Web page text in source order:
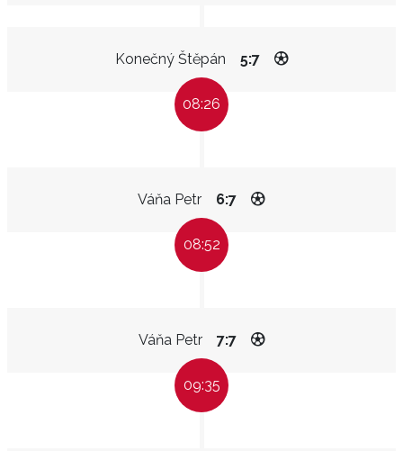
Konečný Štěpán 5:7
08:26
Váňa Petr 6:7
08:52
Váňa Petr 7:7
09:35